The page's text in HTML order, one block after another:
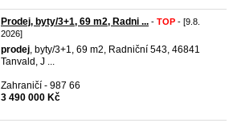
Prodej, byty/3+1, 69 m2, Radni ... - TOP - [9.8.
2026]
prodej, byty/3+1, 69 m2, Radniční 543, 46841
Tanvald, J ...
Zahraničí - 987 66
3 490 000 Kč